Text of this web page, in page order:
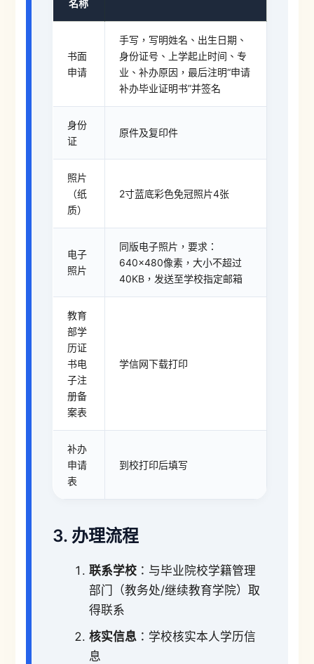
名称
书面
申请
手写，写明姓名、出生日期、
身份证号、上学起止时间、专
业、补办原因，最后注明“申请
补办毕业证明书”并签名
身份
证
原件及复印件
照片
（纸
质）
2寸蓝底彩色免冠照片4张
电子
照片
同版电子照片，要求：
640×480像素，大小不超过
40KB，发送至学校指定邮箱
教育
部学
历证
书电
子注
册备
案表
学信网下载打印
补办
申请
表
到校打印后填写
3. 办理流程
联系学校：与毕业院校学籍管理
部门（教务处/继续教育学院）取
得联系
核实信息：学校核实本人学历信
息